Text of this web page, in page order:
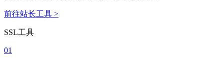
前往站长工具 >
SSL工具
01